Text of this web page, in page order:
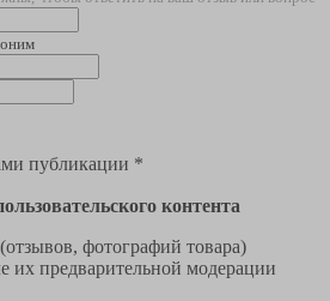
публикации *
контента
фотографий товара)
их предварительной модерации